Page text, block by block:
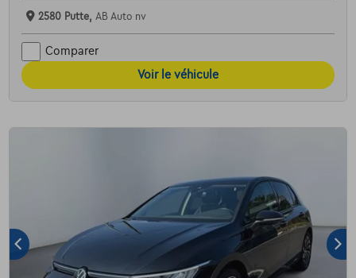
2580 Putte, AB Auto nv
Comparer
Voir le véhicule